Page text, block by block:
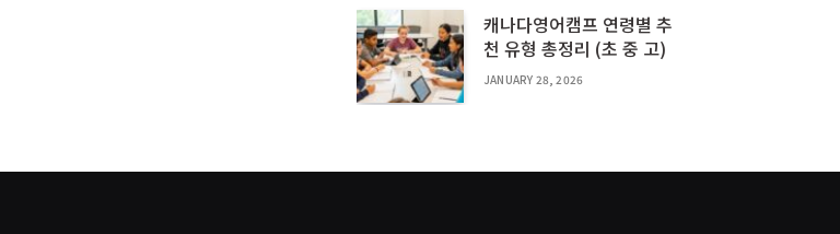
캐나다영어캠프 연령별 추
천 유형 총정리 (초 중 고)
JANUARY 28, 2026